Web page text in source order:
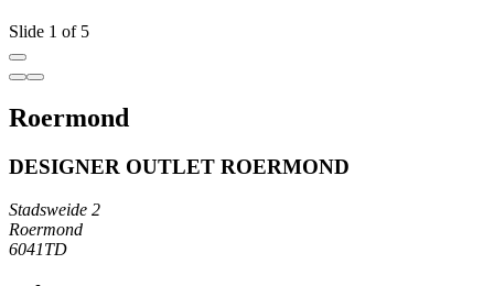
Slide 1 of 5
Roermond
DESIGNER OUTLET ROERMOND
Stadsweide 2
Roermond
6041TD